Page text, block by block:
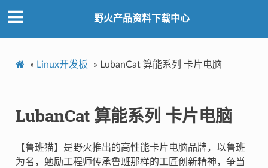
野火产品资料下载中心
» Linux开发板 » LubanCat 算能系列 卡片电脑
LubanCat 算能系列 卡片电脑
【鲁班猫】是野火推出的高性能卡片电脑品牌，以鲁班
为名，勉励工程师传承鲁班那样的工匠创新精神，争当